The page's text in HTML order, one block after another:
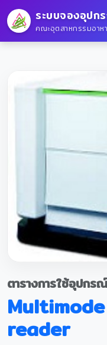
ระบบจองอุปก
คณะอุตสาหกรรมอาห
ตารางการใช้อุปกรณ์
reader